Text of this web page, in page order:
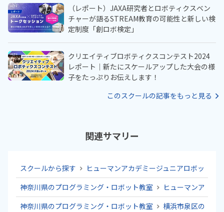
（レポート）JAXA研究者とロボティクスベン
チャーが語るSTREAM教育の可能性と新しい検
定制度「創ロボ検定」
クリエイティブロボティクスコンテスト2024
レポート｜新たにスケールアップした大会の様
子をたっぷりお伝えします！
このスクールの記事をもっと見る
関連サマリー
スクールから探す
ヒューマンアカデミージュニアロボット教
神奈川県のプログラミング・ロボット教室
ヒューマンアカデ
神奈川県のプログラミング・ロボット教室
横浜市泉区のプロ